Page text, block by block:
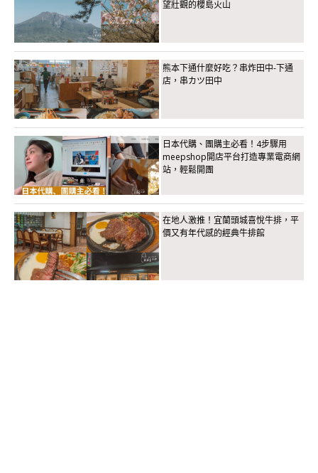
望壯觀的櫻島火山
熊本下通什麼好吃？串炸田中-下通
店，串カツ田中
日本代購、團購主必看！4步驟用
meepshop開店平台打造專業電商網
站，輕鬆開團
在地人激推！宜蘭頭城喜悅牛排，平
價又有年代感的經典牛排館